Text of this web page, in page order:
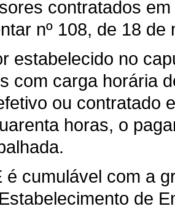
contratados
nº 108, de 18 de
estabelecido no
com carga horária
ou contratado
horas, o
é cumulável com a
de